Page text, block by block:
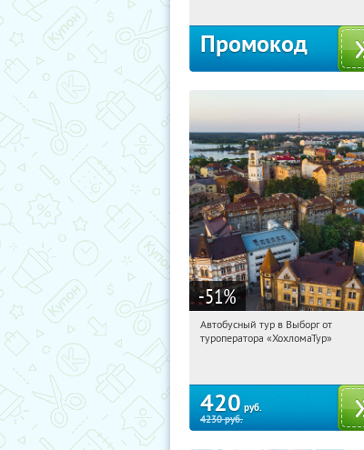
Промокод
-51%
09:32:18 Купили:
Автобусный тур в Выборг от
туроператора «ХохломаТур»
420 руб.
4230руб.